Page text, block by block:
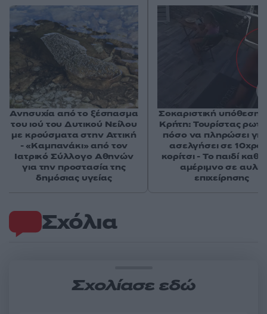
Σχόλια
Σχολίασε εδώ
Ανησυχία από το ξέσπασμα
του ιού του Δυτικού Νείλου
με κρούσματα στην Αττική
- «Καμπανάκι» από τον
Ιατρικό Σύλλογο Αθηνών
για την προστασία της
δημόσιας υγείας
Σοκαριστική υπόθεση
Κρήτη: Τουρίστας
πόσο να πληρώσει
ασελγήσει σε
κορίτσι - Το παιδί
αμέριμνο σε αυλή
επιχείρησης